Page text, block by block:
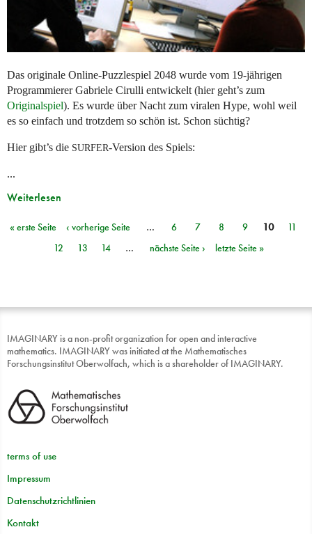
Das originale Online-Puzzlespiel 2048 wurde vom 19-jährigen
Programmierer Gabriele Cirulli entwickelt (hier geht’s zum
Originalspiel). Es wurde über Nacht zum viralen Hype, wohl weil
es so einfach und trotzdem so schön ist. Schon süchtig?
Hier gibt’s die SURFER-Version des Spiels:
...
Weiterlesen
Seiten
« erste Seite ‹ vorherige Seite … 6 7 8 9 10
11
12
13 14 … nächste Seite › letzte Seite »
IMAGINARY is a non-profit organization for open and interactive
mathematics. IMAGINARY was initiated at the Mathematisches
Forschungsinstitut Oberwolfach, which is a shareholder of IMAGINARY.
terms of use
Impressum
Datenschutzrichtlinien
Kontakt